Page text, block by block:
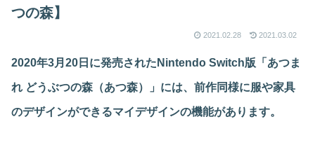
つの森】
2021.02.28 2021.03.02
2020年3月20日に発売されたNintendo Switch版「あつま
れ どうぶつの森（あつ森）」には、前作同様に服や家具
のデザインができるマイデザインの機能があります。